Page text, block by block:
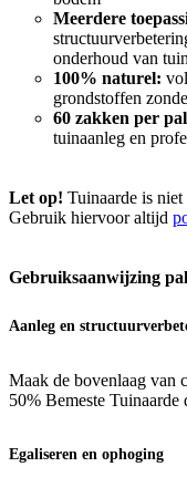
Meerdere
onderhoud van
100% naturel:
grondstoffen
60 zakken per
tuinaanleg en
Let op! Tuinaarde is
Gebruik hiervoor altijd
Gebruiksaanwijzing
Aanleg en
Maak de bovenlaag van
50% Bemeste Tuinaarde
Egaliseren en ophoging